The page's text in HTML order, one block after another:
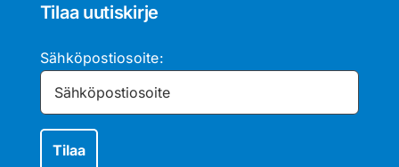
Tilaa uutiskirje
Sähköpostiosoite: